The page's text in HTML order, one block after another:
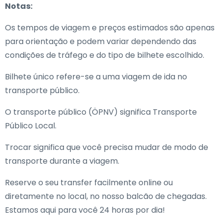
Notas:
Os tempos de viagem e preços estimados são apenas
para orientação e podem variar dependendo das
condições de tráfego e do tipo de bilhete escolhido.
Bilhete único refere-se a uma viagem de ida no
transporte público.
O transporte público (ÖPNV) significa Transporte
Público Local.
Trocar significa que você precisa mudar de modo de
transporte durante a viagem.
Reserve o seu transfer facilmente online ou
diretamente no local, no nosso balcão de chegadas.
Estamos aqui para você 24 horas por dia!